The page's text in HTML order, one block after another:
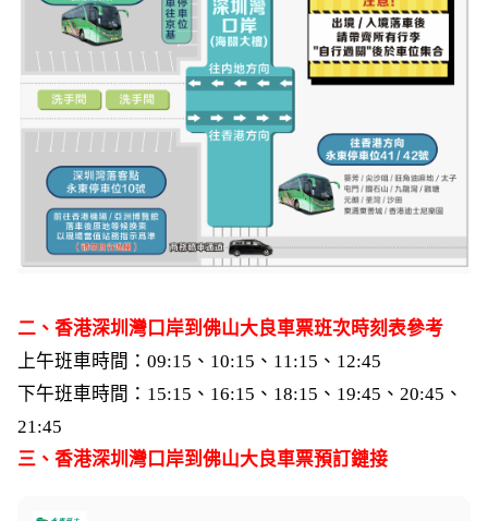
二、香港深圳灣口岸到佛山大良車票班次時刻表參考
上午班車時間：09:15、10:15、11:15、12:45
下午班車時間：15:15、16:15、18:15、19:45、20:45、
21:45
三、 香港深圳灣口岸到佛山大良車票預訂鏈接